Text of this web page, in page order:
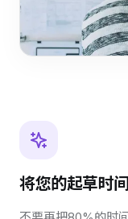
将您的起草时